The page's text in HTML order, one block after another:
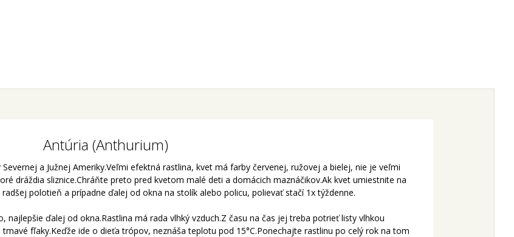
Antúria (Anthurium)
a Južnej Ameriky.Veľmi efektná rastlina, kvet má farby červenej, ružovej a bielej, nie je veľmi
dráždia sliznice.Chráňte preto pred kvetom malé deti a domácich maznáčikov.Ak kvet umiestnite na
polotieň a prípadne ďalej od okna na stolík alebo policu, polievať stačí 1x týždenne.
ďalej od okna.Rastlina má rada vlhký vzduch.Z času na čas jej treba potrieť listy vlhkou
fľaky.Keďže ide o dieťa trópov, neznáša teplotu pod 15°C.Ponechajte rastlinu po celý rok na tom